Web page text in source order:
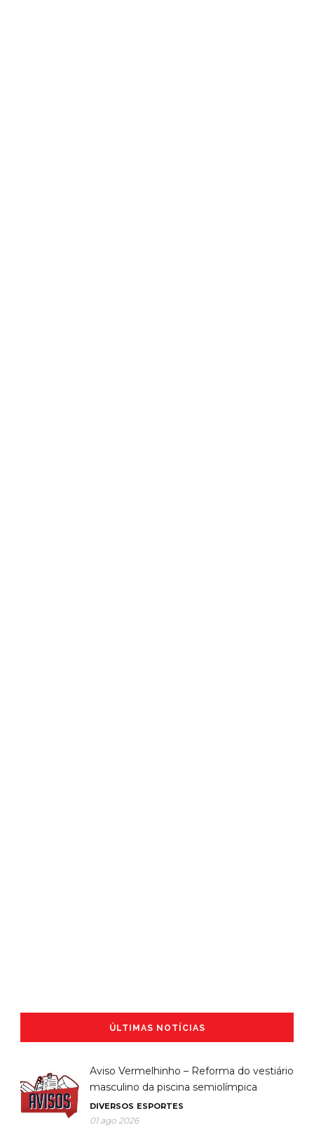
ÚLTIMAS NOTÍCIAS
Aviso Vermelhinho – Reforma do vestiário
masculino da piscina semiolímpica
DIVERSOS ESPORTES
01 ago 2026